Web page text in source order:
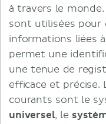
à travers le
sont utilisées pour
informations liées
permet une
une tenue de
efficace et précise.
courants sont le
universel, le